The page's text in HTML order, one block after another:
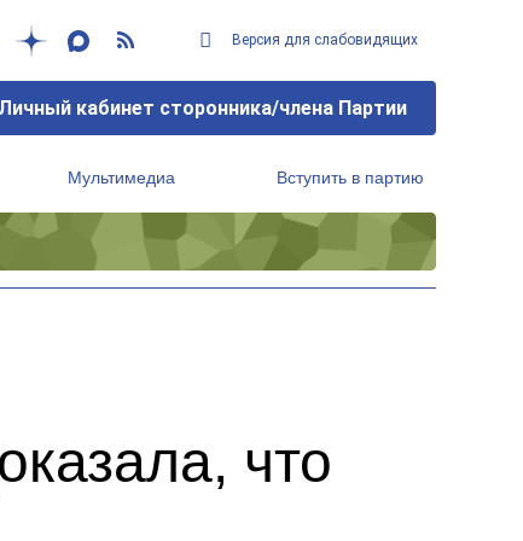
Версия для слабовидящих
Личный кабинет сторонника/члена Партии
Мультимедиа Вступить в партию
что